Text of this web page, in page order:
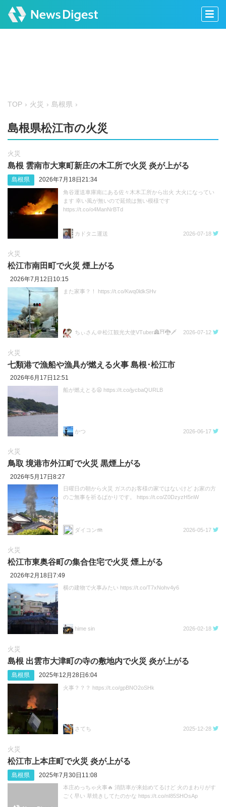
TOP 火災 島根県
島根県松江市の火災
火災
島根 雲南市大東町新庄の木工所で火災 炎が上がる
島根県 2026年7月18日21:34
角谷運送車庫南にある佐々木木工所から出火 大火になってい
ます 幸い風が無いので延焼は無い模様です
https://t.co/o4ManNrBTd
カドタニ運送 2026-07-18
火災
松江市南田町で火災 煙上がる
2026年7月12日10:15
また家事？！ https://t.co/Kwq0ldkSHv
ちぃさん＠松江観光大使VTuber🏯⛩️🐉🗡️ 2026-07-12
火災
七類港で漁船や漁具が燃える火事 島根･松江市
2026年6月17日12:51
船が燃えとる😫 https://t.co/jycbaQURLB
かつ 2026-06-17
火災
鳥取 境港市外江町で火災 黒煙上がる
2026年5月17日8:27
日曜日の朝から火災 ガスのお客様の家ではないけど お家の方
のご無事を祈るばかりです。 https://t.co/Z0DzyzH5nW
ダイコン🪼 2026-05-17
火災
松江市東奥谷町の集合住宅で火災 煙上がる
2026年2月18日7:49
横の建物で火事みたい https://t.co/T7xNohv4y6
hime sin 2026-02-18
火災
島根 出雲市大津町の寺の敷地内で火災 炎が上がる
島根県 2025年12月28日6:04
火事？？？ https://t.co/gpBNO2oSHk
さてち 2025-12-28
火災
松江市上本庄町で火災 炎が上がる
島根県 2025年7月30日11:08
本庄めっちゃ火事🔥 消防車が来始めてるけど 火のまわりがす
ごく早い 草焼きしてたのかな https://t.co/nI85SHOsAp